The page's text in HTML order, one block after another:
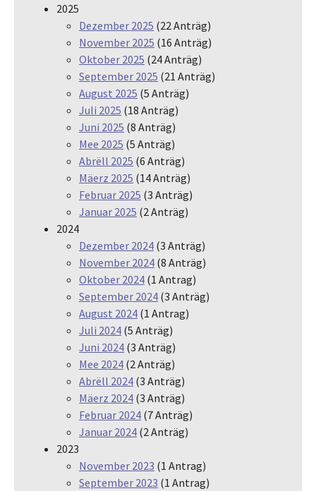
2025
Dezember 2025 (22 Anträg)
November 2025 (16 Anträg)
Oktober 2025 (24 Anträg)
September 2025 (21 Anträg)
August 2025 (5 Anträg)
Juli 2025 (18 Anträg)
Juni 2025 (8 Anträg)
Mee 2025 (5 Anträg)
Abrëll 2025 (6 Anträg)
Mäerz 2025 (14 Anträg)
Februar 2025 (3 Anträg)
Januar 2025 (2 Anträg)
2024
Dezember 2024 (3 Anträg)
November 2024 (8 Anträg)
Oktober 2024 (1 Antrag)
September 2024 (3 Anträg)
August 2024 (1 Antrag)
Juli 2024 (5 Anträg)
Juni 2024 (3 Anträg)
Mee 2024 (2 Anträg)
Abrëll 2024 (3 Anträg)
Mäerz 2024 (3 Anträg)
Februar 2024 (7 Anträg)
Januar 2024 (2 Anträg)
2023
November 2023 (1 Antrag)
September 2023 (1 Antrag)